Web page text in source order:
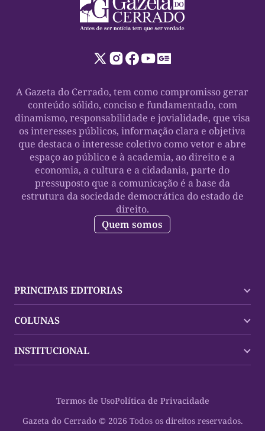
A Gazeta do Cerrado, tem como compromisso gerar
conteúdo sólido, conciso e fundamentado, com
dinamismo, responsabilidade e jovialidade, que visa
os interesses públicos, informação clara e objetiva
que destaca o interesse coletivo como vetor e abre
espaço ao público e à academia, ao direito e a
economia, a cultura e a cidadania, parte do
pressuposto que a comunicação é a base da
estrutura da sociedade democrática do estado de
direito.
Quem somos
PRINCIPAIS EDITORIAS
Palmas
Mundo
Oportunidades
Cultura
COLUNAS
Policial
Planeta Vivo
Espaço Cidadania
INSTITUCIONAL
Gazeta do Cerrado © 2026 Todos os direitos reservados.
Termos de UsoPolítica de Privacidade